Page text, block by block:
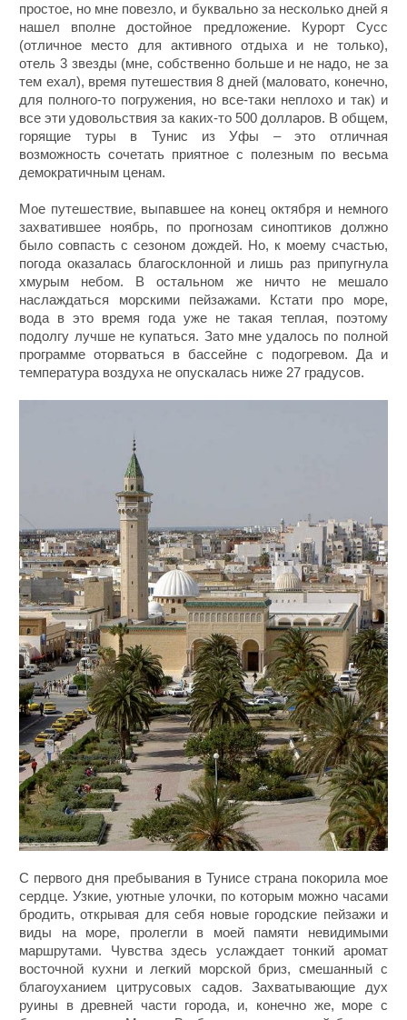
простое, но мне повезло, и буквально за несколько дней я
нашел вполне достойное предложение. Курорт Сусс
(отличное место для активного отдыха и не только),
отель 3 звезды (мне, собственно больше и не надо, не за
тем ехал), время путешествия 8 дней (маловато, конечно,
для полного-то погружения, но все-таки неплохо и так) и
все эти удовольствия за каких-то 500 долларов. В общем,
горящие туры в Тунис из Уфы – это отличная
возможность сочетать приятное с полезным по весьма
демократичным ценам.
Мое путешествие, выпавшее на конец октября и немного
захватившее ноябрь, по прогнозам синоптиков должно
было совпасть с сезоном дождей. Но, к моему счастью,
погода оказалась благосклонной и лишь раз припугнула
хмурым небом. В остальном же ничто не мешало
наслаждаться морскими пейзажами. Кстати про море,
вода в это время года уже не такая теплая, поэтому
подолгу лучше не купаться. Зато мне удалось по полной
программе оторваться в бассейне с подогревом. Да и
температура воздуха не опускалась ниже 27 градусов.
С первого дня пребывания в Тунисе страна покорила мое
сердце. Узкие, уютные улочки, по которым можно часами
бродить, открывая для себя новые городские пейзажи и
виды на море, пролегли в моей памяти невидимыми
маршрутами. Чувства здесь услаждает тонкий аромат
восточной кухни и легкий морской бриз, смешанный с
благоуханием цитрусовых садов. Захватывающие дух
руины в древней части города, и, конечно же, море с